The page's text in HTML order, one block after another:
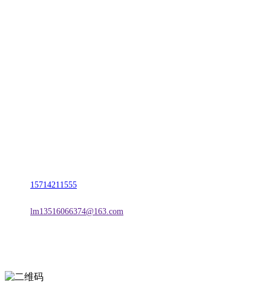
15714211555
lm13516066374@163.com